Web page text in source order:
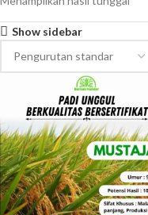
Show sidebar